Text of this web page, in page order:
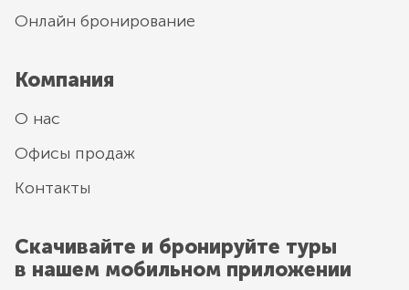
Онлайн бронирование
Компания
О нас
Офисы продаж
Контакты
Скачивайте и бронируйте туры
в нашем мобильном приложении